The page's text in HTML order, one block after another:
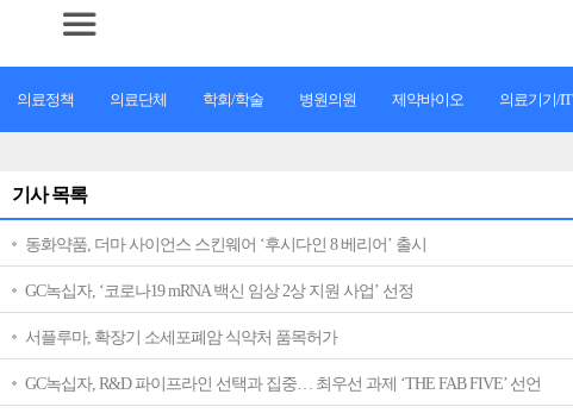
의료정책 의료단체 학회/학술 병원의원 제약바이오 의료기기/IT
기사 목록
동화약품, 더마 사이언스 스킨웨어 ‘후시다인 8 베리어’ 출시
GC녹십자, ‘코로나19 mRNA 백신 임상 2상 지원 사업’ 선정
서플루마, 확장기 소세포폐암 식약처 품목허가
GC녹십자, R&D 파이프라인 선택과 집중… 최우선 과제 ‘THE FAB FIVE’ 선언